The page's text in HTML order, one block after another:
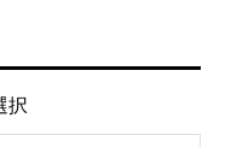
択